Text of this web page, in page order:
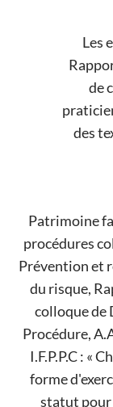
Les
de
des
Patrimoine
procédures
Prévention et
du risque,
colloque de
Procédure,
I.F.P.P.C : «
forme
statut